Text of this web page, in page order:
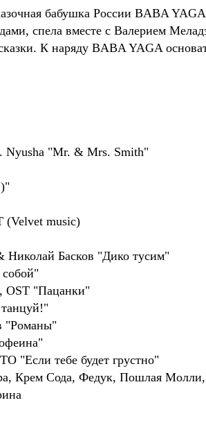
бабушка России BABA
спела вместе с Валерием
К наряду BABA YAGA
Nyusha "Mr. & Mrs. Smith"
(Velvet music)
Басков "Дико тусим"
ОST "Пацанки"
"Романы"
"Если тебе будет грустно"
Крем Сода, Федук, Пошлая